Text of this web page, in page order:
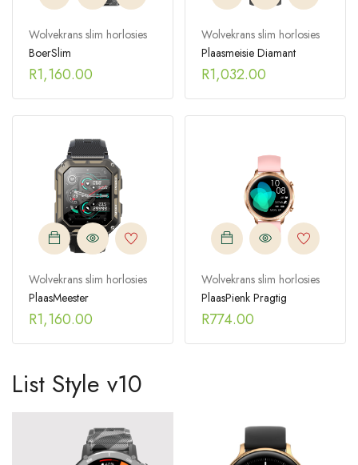
Wolvekrans slim horlosies
BoerSlim
R1,160.00
Wolvekrans slim horlosies
Plaasmeisie Diamant
R1,032.00
Wolvekrans slim horlosies
PlaasMeester
R1,160.00
Wolvekrans slim horlosies
PlaasPienk Pragtig
R774.00
List Style v10